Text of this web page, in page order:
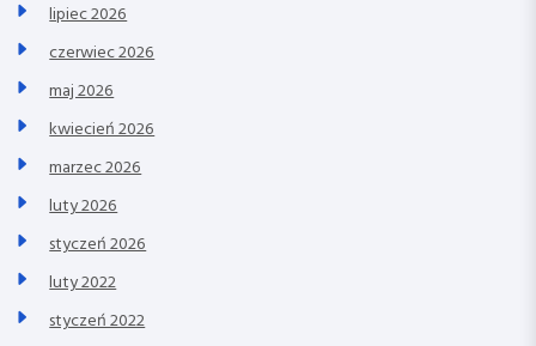
lipiec 2026
czerwiec 2026
maj 2026
kwiecień 2026
marzec 2026
luty 2026
styczeń 2026
luty 2022
styczeń 2022